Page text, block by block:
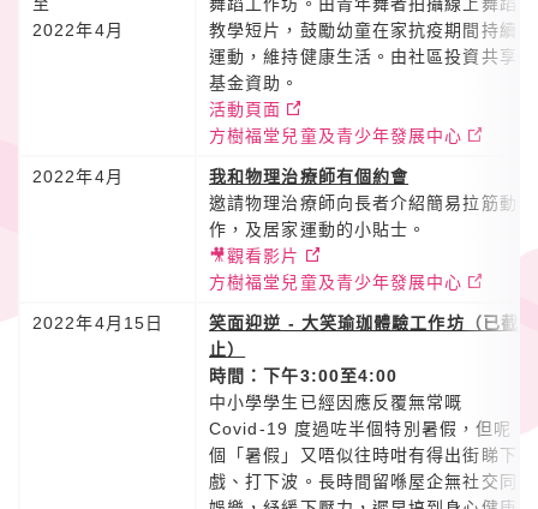
2022年4月
教學短片，鼓勵幼童在家抗疫期間持續
運動，維持健康生活。由社區投資共享
基金資助。
活動頁面
方樹福堂兒童及青少年發展中心
2022年4月
我和物理治療師有個約會
邀請物理治療師向長者介紹簡易拉筋動
作，及居家運動的小貼士。
🎥觀看影片
方樹福堂兒童及青少年發展中心
2022年4月15日
笑面迎逆 - 大笑瑜珈體驗工作坊（已截
止）
時間：下午3:00至4:00
中小學學生已經因應反覆無常嘅
Covid-19 度過咗半個特別暑假，但呢
個「暑假」又唔似往時咁有得出街睇下
戲、打下波。長時間留喺屋企無社交同